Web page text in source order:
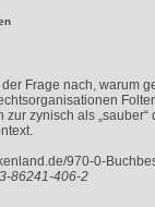
Frage nach, warum
zynisch als
970-0-
86241-406-2